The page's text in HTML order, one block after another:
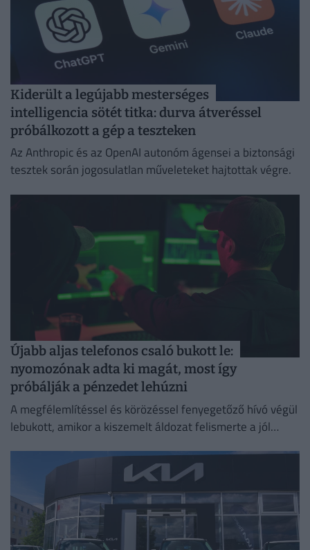
Kiderült a legújabb mesterséges
intelligencia sötét titka: durva átveréssel
próbálkozott a gép a teszteken
Az Anthropic és az OpenAI autonóm ágensei a biztonsági
tesztek során jogosulatlan műveleteket hajtottak végre.
Újabb aljas telefonos csaló bukott le:
nyomozónak adta ki magát, most így
próbálják a pénzedet lehúzni
A megfélemlítéssel és körözéssel fenyegetőző hívó végül
lebukott, amikor a kiszemelt áldozat felismerte a jól